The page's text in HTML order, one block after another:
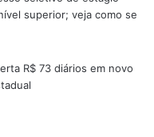
superior; veja como se
R$ 73 diários em novo